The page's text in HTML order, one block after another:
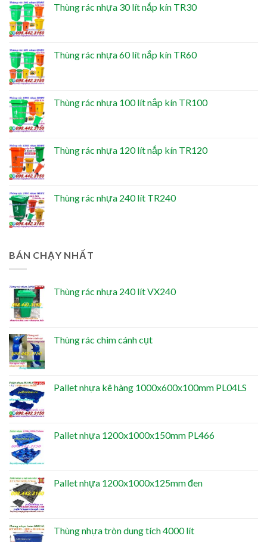
Thùng rác nhựa 30 lít nắp kín TR30
Thùng rác nhựa 60 lít nắp kín TR60
Thùng rác nhựa 100 lít nắp kín TR100
Thùng rác nhựa 120 lít nắp kín TR120
Thùng rác nhựa 240 lít TR240
BÁN CHẠY NHẤT
Thùng rác nhựa 240 lít VX240
Thùng rác chim cánh cụt
Pallet nhựa kê hàng 1000x600x100mm PL04LS
Pallet nhựa 1200x1000x150mm PL466
Pallet nhựa 1200x1000x125mm đen
Thùng nhựa tròn dung tích 4000 lít